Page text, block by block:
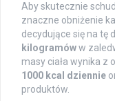
Aby skutecznie
znaczne obniżenie
decydujące się na tę
kilogramóww
masy ciała wynika z
1000 kcal dziennie
produktów.